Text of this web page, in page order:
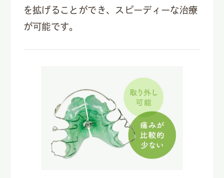
を拡げることができ、スピーディーな治療
が可能です。